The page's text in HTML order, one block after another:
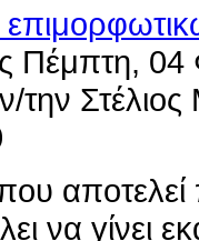
Πέμπτη,
την
που
να γίνει